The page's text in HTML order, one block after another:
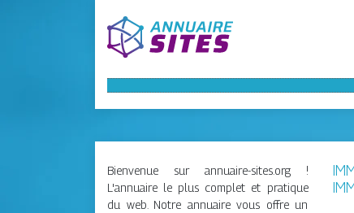
Bienvenue sur annuaire-sites.org !
L'annuaire le plus complet et pratique
du web. Notre annuaire vous offre un